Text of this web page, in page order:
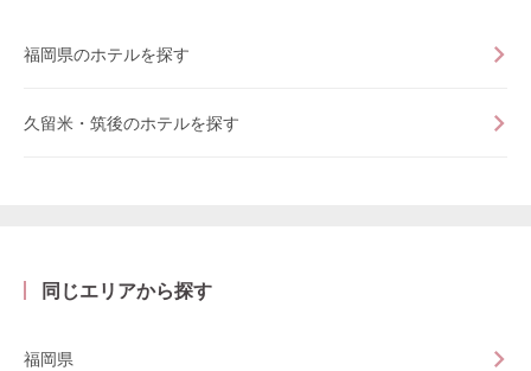
福岡県のホテルを探す
久留米・筑後のホテルを探す
同じエリアから探す
福岡県